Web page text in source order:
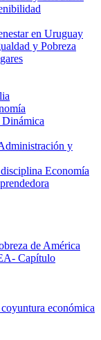
en Uruguay
y Pobreza
y
Economía
de América
Capítulo
económica